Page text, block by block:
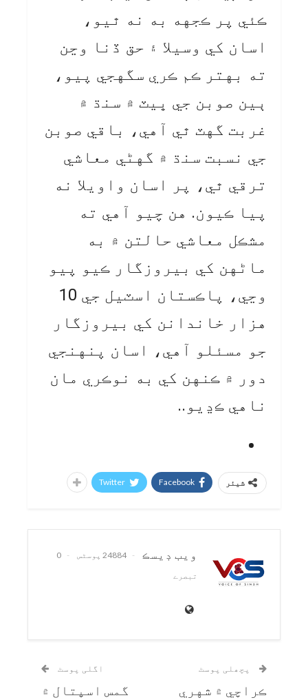
ڪئي پر ڪجهه به نه ٿيو،
اسان کي وسيلا ۽ حق ڏنا وڃن
ته بهتر ڪم ڪري سگهجي پيو،
ٻين صوبن جي ڀيٽ ۾ سنڌ ۾
غربت گهٽ ٿي آهي، باقي صوبن
جي نسبت سنڌ ۾ گهڻي معاشي
ترقي ٿي، پر اسان واويلا نه
پيا ڪيون. هن چيو آهي ته
مشڪل معاشي حالتن ۾ به
ماڻهن کي بيروزگار ڪيو پيو
وڃي، پاڪستان اسٽيل جي 10
هزار خاندانن کي بيروزگار
جو مسئلو آهي، اسان پنهنجي
دور ۾ ڪنهن کي به نوڪري مان
ناهي ڪڍيو..
شیئر Facebook
Twitter
ويب ڊيسڪ 24884 پوسٹس
0
تبصرے
پچھلی پوسٹ
ڪراچي ۾ شهري
اگلی پوسٹ
گمس اسپتال ۾